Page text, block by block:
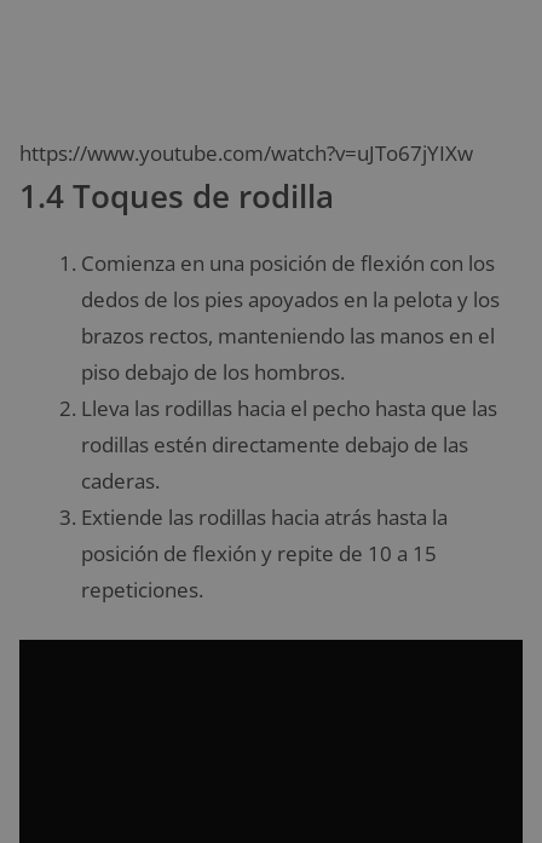
https://www.youtube.com/watch?v=uJTo67jYIXw
1.4 Toques de rodilla
Comienza en una posición de flexión con los
dedos de los pies apoyados en la pelota y los
brazos rectos, manteniendo las manos en el
piso debajo de los hombros.
Lleva las rodillas hacia el pecho hasta que las
rodillas estén directamente debajo de las
caderas.
Extiende las rodillas hacia atrás hasta la
posición de flexión y repite de 10 a 15
repeticiones.